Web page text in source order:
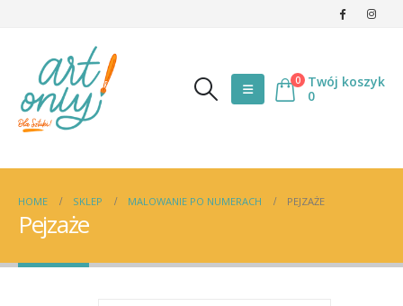
0
Twój koszyk
0
HOME SKLEP MALOWANIE PO NUMERACH PEJZAŻE
Pejzaże